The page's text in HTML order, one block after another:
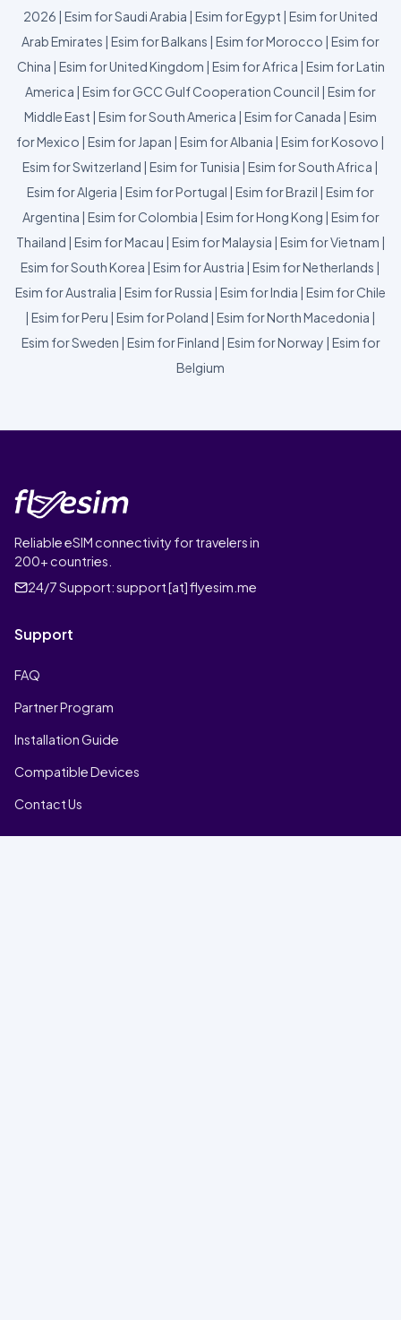
2026 | Esim for Saudi Arabia | Esim for Egypt | Esim for United
Arab Emirates | Esim for Balkans | Esim for Morocco | Esim for
China | Esim for United Kingdom | Esim for Africa | Esim for Latin
America | Esim for GCC Gulf Cooperation Council | Esim for
Middle East | Esim for South America | Esim for Canada | Esim
for Mexico | Esim for Japan | Esim for Albania | Esim for Kosovo |
Esim for Switzerland | Esim for Tunisia | Esim for South Africa |
Esim for Algeria | Esim for Portugal | Esim for Brazil | Esim for
Argentina | Esim for Colombia | Esim for Hong Kong | Esim for
Thailand | Esim for Macau | Esim for Malaysia | Esim for Vietnam |
Esim for South Korea | Esim for Austria | Esim for Netherlands |
Esim for Australia | Esim for Russia | Esim for India | Esim for Chile
| Esim for Peru | Esim for Poland | Esim for North Macedonia |
Esim for Sweden | Esim for Finland | Esim for Norway | Esim for
Belgium
Reliable eSIM connectivity for travelers in
200+ countries.
24/7 Support:support [at] flyesim.me
Support
FAQ
Partner Program
Installation Guide
Compatible Devices
Contact Us